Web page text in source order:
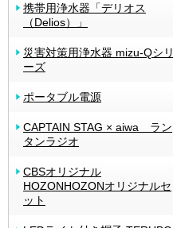
携帯用浄水器「デリオス
（Delios）」
災害対策用浄水器 mizu-Qシリ
ーズ
ポータブル電源
CAPTAIN STAG × aiwa ラン
タンラジオ
CBSオリジナル
HOZONHOZONオリジナルセ
ット